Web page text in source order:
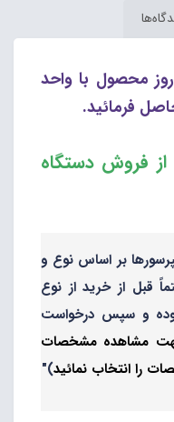
محصول با واحد
فرمائید.
از فروش دستگاه
بر اساس نوع و
قبل از خرید از نوع
و سپس درخواست
مشاهده مشخصات
را انتخاب نمائید)"